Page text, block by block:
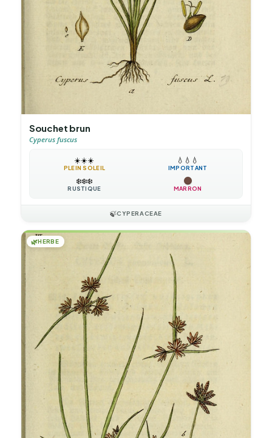
Souchet brun
Cyperus fuscus
☀️☀️☀️
PLEIN SOLEIL
💧 💧 💧
IMPORTANT
❄️❄️❄️
RUSTIQUE MARRON
🍃CYPERACEAE
🌿HERBE